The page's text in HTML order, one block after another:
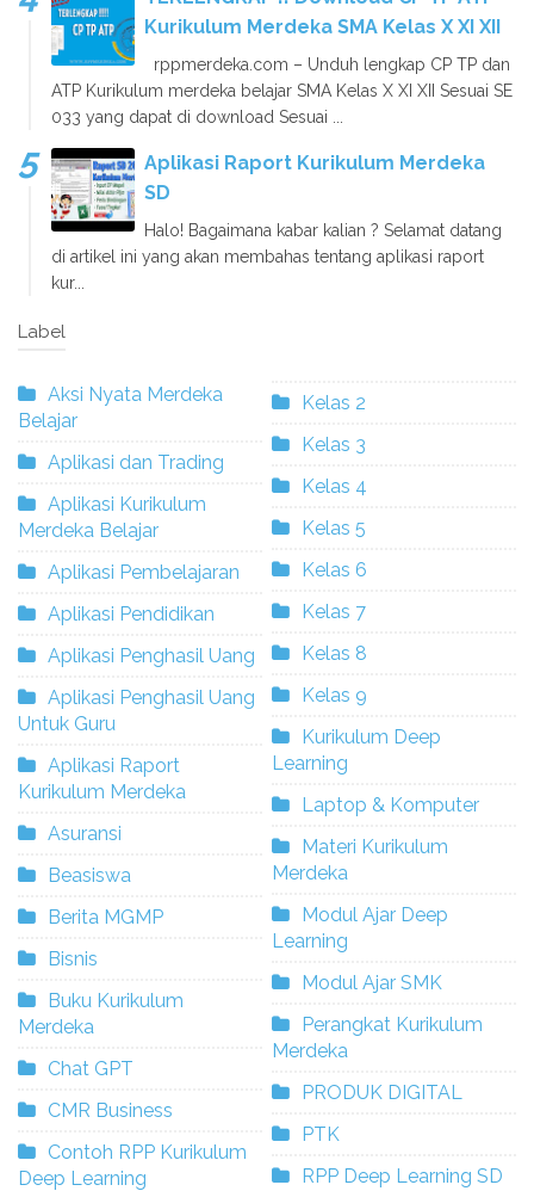
Kurikulum Merdeka SMA Kelas X XI XII
rppmerdeka.com – Unduh lengkap CP TP dan
ATP Kurikulum merdeka belajar SMA Kelas X XI XII Sesuai SE
033 yang dapat di download Sesuai ...
Aplikasi Raport Kurikulum Merdeka
SD
Halo! Bagaimana kabar kalian ? Selamat datang
di artikel ini yang akan membahas tentang aplikasi raport
kur...
Label
Aksi Nyata Merdeka
Belajar
Aplikasi dan Trading
Aplikasi Kurikulum
Merdeka Belajar
Aplikasi Pembelajaran
Aplikasi Pendidikan
Aplikasi Penghasil Uang
Aplikasi Penghasil Uang
Untuk Guru
Aplikasi Raport
Kurikulum Merdeka
Asuransi
Beasiswa
Berita MGMP
Bisnis
Buku Kurikulum
Merdeka
Chat GPT
CMR Business
Contoh RPP Kurikulum
Deep Learning
Kelas 2
Kelas 3
Kelas 4
Kelas 5
Kelas 6
Kelas 7
Kelas 8
Kelas 9
Kurikulum Deep
Learning
Laptop & Komputer
Materi Kurikulum
Merdeka
Modul Ajar Deep
Learning
Modul Ajar SMK
Perangkat Kurikulum
Merdeka
PRODUK DIGITAL
PTK
RPP Deep Learning SD